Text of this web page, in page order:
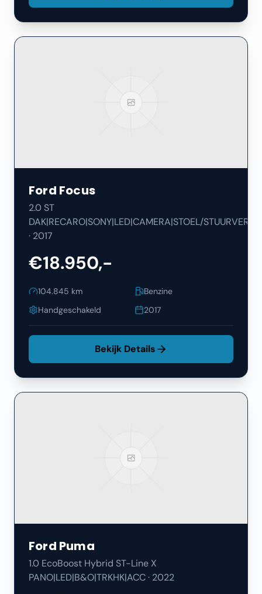
Ford Focus
2.0 ST
DAK|RECARO|SONY|LED|CAMERA|STOEL/STUURVERW|
· 2017
€18.950,-
104.845 km
Benzine
Handgeschakeld
2017
Bekijk Details
Ford Puma
1.0 EcoBoost Hybrid ST-Line X
PANO|LED|B&O|TRKHK|ACC· 2022